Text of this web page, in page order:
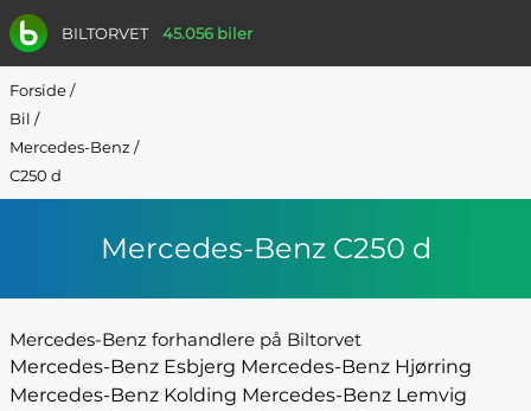
BILTORVET 45.056 biler
Forside/
Bil /
Mercedes-Benz /
C250 d
Mercedes-Benz C250 d
Mercedes-Benz forhandlere på Biltorvet
Mercedes-Benz Esbjerg Mercedes-Benz Hjørring
Mercedes-Benz Kolding Mercedes-Benz Lemvig